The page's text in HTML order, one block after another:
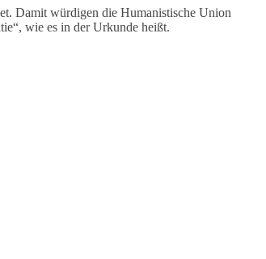
Damit würdigen die Humanistische Union
wie es in der Urkunde heißt.